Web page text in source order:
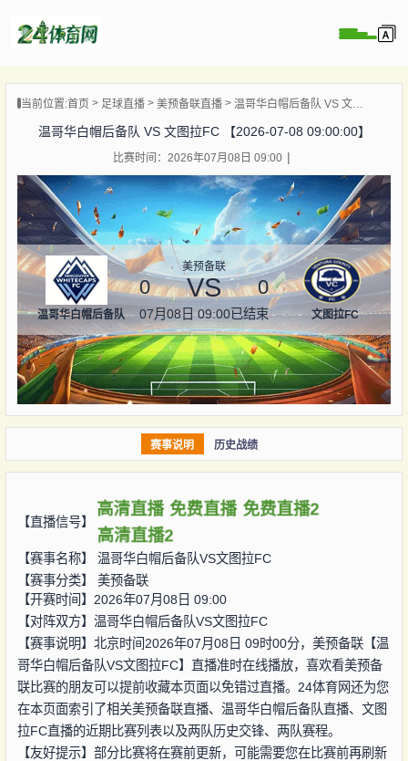
播
播
播
当前位置:首页 足球直播 美预备联直播 温哥华白帽后备队 VS 文图拉FC 【2026-07-08 09:00:00】
温哥华白帽后备队 VS 文图拉FC 【2026-07-08 09:00:00】
比赛时间：2026年07月08日 09:00
温哥华白帽后备队
美预备联
0 VS 0
07月08日 09:00已结束 文图拉FC
赛事说明 历史战绩
【直播信号】
高清直播 免费直播 免费直播2
高清直播2
【赛事名称】 温哥华白帽后备队VS文图拉FC
【赛事分类】 美预备联
【开赛时间】2026年07月08日 09:00
【对阵双方】 温哥华白帽后备队VS文图拉FC
【赛事说明】北京时间2026年07月08日 09时00分，美预备联【温
哥华白帽后备队VS文图拉FC】直播准时在线播放，喜欢看美预备
联比赛的朋友可以提前收藏本页面以免错过直播。24体育网还为您
在本页面索引了相关美预备联直播、温哥华白帽后备队直播、文图
拉FC直播的近期比赛列表以及两队历史交锋、两队赛程。
【友好提示】部分比赛将在赛前更新，可能需要您在比赛前再刷新